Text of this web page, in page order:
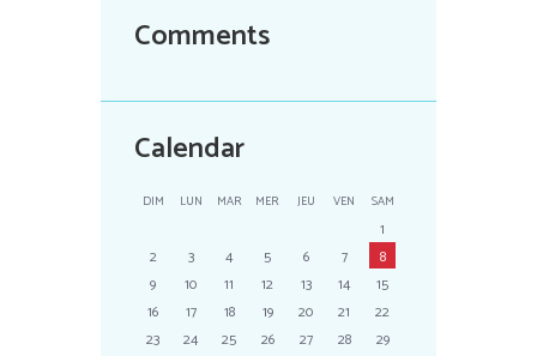
Comments
Calendar
DIM LUN MAR MER JEU VEN SAM
1
2
3 4 5 6 7
8
9
10 11 12 13 14
15
16
17 18 19 20 21
22
23
24 25 26 27 28
29